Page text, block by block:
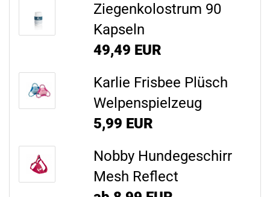
Ziegenkolostrum 90
Kapseln
49,49 EUR
Karlie Frisbee Plüsch
Welpenspielzeug
5,99 EUR
Nobby Hundegeschirr
Mesh Reflect